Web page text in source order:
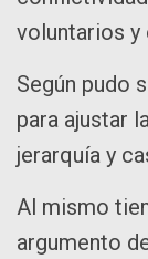
voluntarios y
Según pudo
para ajustar
jerarquía y
Al mismo
argumento